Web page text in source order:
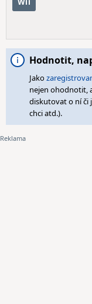
Hodnotit,
Jako
nejen ohodnotit,
diskutovat o ní či
chci atd.).